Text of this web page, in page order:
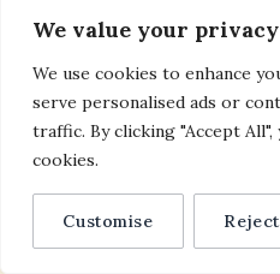
We value your privacy
We use cookies to enhance
serve personalised ads or
traffic. By clicking "Accept
cookies.
Customise
mentionnent
collecte, la technique,
intervention
transparence est
d’éviter des
l’authenticité et la